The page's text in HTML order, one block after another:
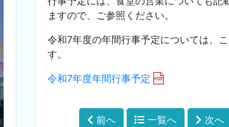
ますので、ご参照ください。
令和7年度の年間行事予定については、
す。
令和7年度年間行事予定
前へ 一覧へ 次へ